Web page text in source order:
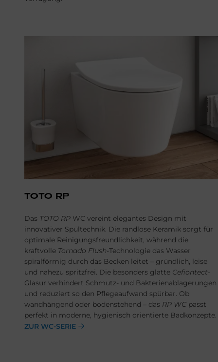
TOTO RP
Das TOTO RP WC vereint elegantes Design mit
innovativer Spültechnik. Die randlose Keramik sorgt für
optimale Reinigungsfreundlichkeit, während die
kraftvolle Tornado Flush-Technologie das Wasser
spiralförmig durch das Becken leitet – gründlich, leise
und nahezu spritzfrei. Die besonders glatte Cefiontect-
Glasur verhindert Schmutz- und Bakterienablagerungen
und reduziert so den Pflegeaufwand spürbar. Ob
wandhängend oder bodenstehend – das RP WC passt
perfekt in moderne, hygienisch orientierte Badkonzepte.
ZUR WC-SERIE